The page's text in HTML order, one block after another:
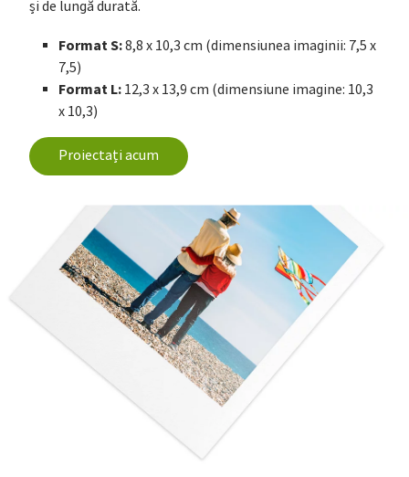
și de lungă durată.
Format S:8,8 x 10,3 cm (dimensiunea imaginii: 7,5 x
7,5)
Format L: 12,3 x 13,9 cm (dimensiune imagine: 10,3
x 10,3)
Proiectați acum